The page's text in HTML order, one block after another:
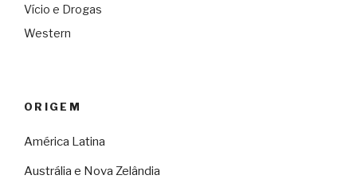
Vício e Drogas
Western
ORIGEM
América Latina
Austrália e Nova Zelândia